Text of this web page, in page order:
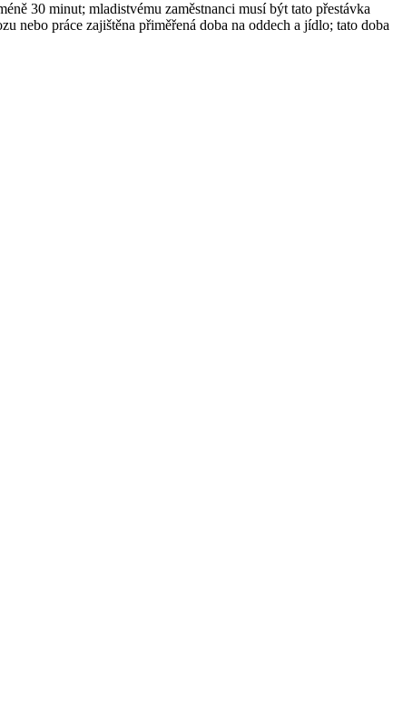
30 minut; mladistvému zaměstnanci musí být tato přestávka
nebo práce zajištěna přiměřená doba na oddech a jídlo; tato doba